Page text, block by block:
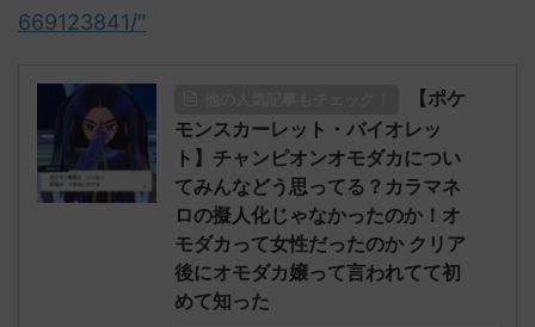
669123841/"
【ポケ
モンスカーレット・バイオレッ
ト】チャンピオンオモダカについ
てみんなどう思ってる？カラマネ
ロの擬人化じゃなかったのか！オ
モダカって女性だったのか クリア
後にオモダカ嬢って言われてて初
めて知った